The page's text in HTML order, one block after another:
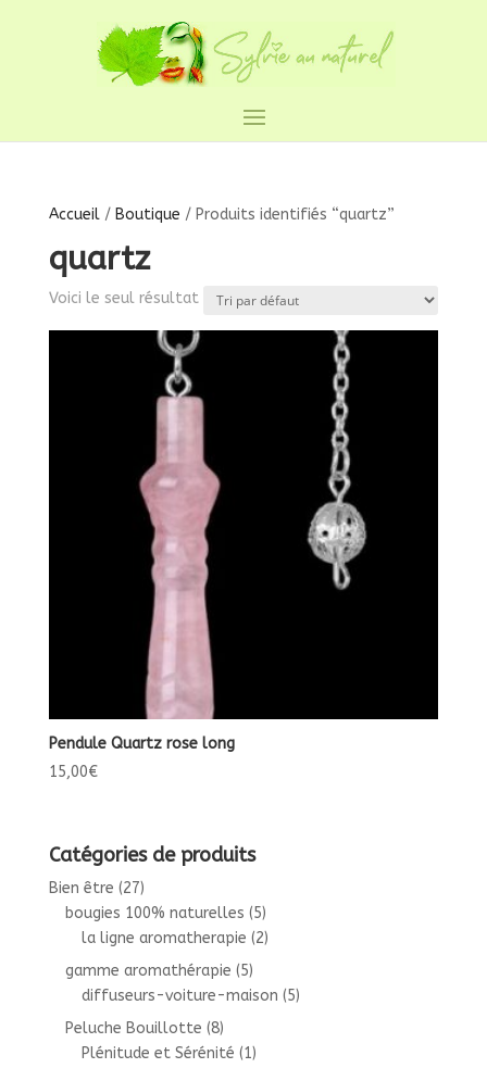
Accueil/ Boutique / Produits identifiés “quartz”
quartz
Voici le seul résultat
Pendule Quartz rose long
15,00€
Catégories de produits
Bien être (27)
bougies 100% naturelles (5)
la ligne aromatherapie (2)
gamme aromathérapie (5)
diffuseurs-voiture-maison (5)
Peluche Bouillotte (8)
Plénitude et Sérénité (1)